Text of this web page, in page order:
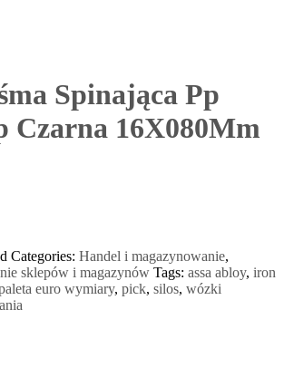
Spinająca Pp
Czarna 16X080Mm
Categories: Handel i magazynowanie,
sklepów i magazynów Tags: assa abloy, iron
euro wymiary, pick, silos, wózki